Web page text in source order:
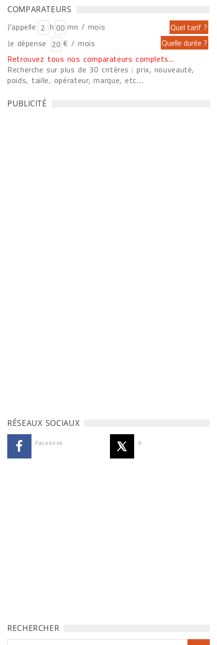
COMPARATEURS
J'appelle h
mn / mois
Je dépense
€ / mois
Retrouvez tous nos comparateurs complets...
Recherche sur plus de 30 critères : prix, nouveauté,
poids, taille, opérateur, marque, etc....
PUBLICITÉ
RÉSEAUX SOCIAUX
Facebook X
RECHERCHER